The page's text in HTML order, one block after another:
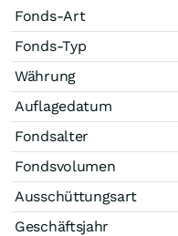
Fonds-Art
Fonds-Typ
Währung
Auflagedatum
Fondsalter
Fondsvolumen
Ausschüttungsart
Geschäftsjahr